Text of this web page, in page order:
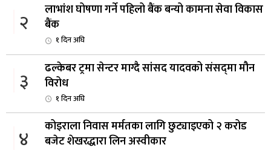
२
लाभांश घोषणा गर्ने पहिलो बैंक बन्यो कामना सेवा विकास
बैंक
१ दिन अघि
३
ढल्केबर ट्रमा सेन्टर माग्दै सांसद यादवको संसद्‌मा मौन
विरोध
१ दिन अघि
४
कोइराला निवास मर्मतका लागि छुट्याइएको २ करोड
बजेट शेखरद्धारा लिन अस्वीकार